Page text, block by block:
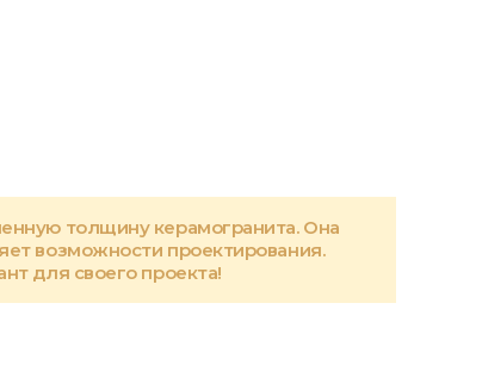
толщину керамогранита. Она
возможности проектирования.
для своего проекта!